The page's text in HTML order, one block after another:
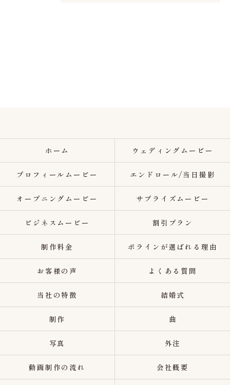
ホーム ウェディングムービー
プロフィールムービー エンドロール/当日撮影
オープニングムービー サプライズムービー
ビジネスムービー 割引プラン
制作料金 ポラインが選ばれる理由
お客様の声 よくある質問
当社の特徴 結婚式
制作 曲
写真 外注
動画制作の流れ 会社概要